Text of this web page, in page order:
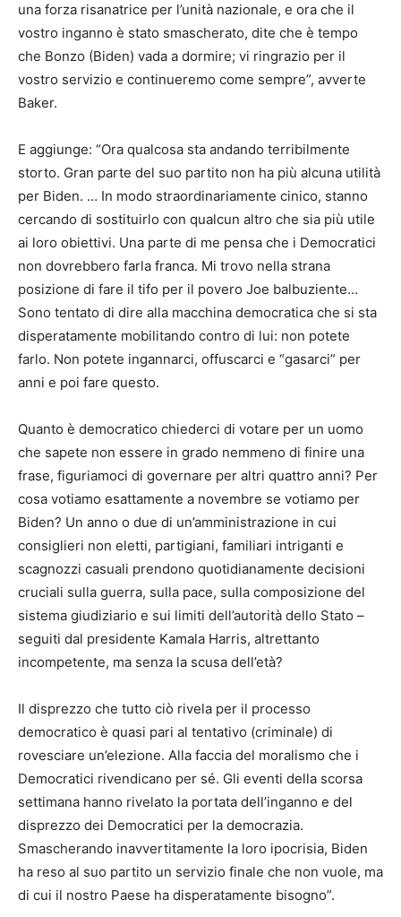
una forza risanatrice per l’unità nazionale, e ora che il
vostro inganno è stato smascherato, dite che è tempo
che Bonzo (Biden) vada a dormire; vi ringrazio per il
vostro servizio e continueremo come sempre”, avverte
Baker.
E aggiunge: “Ora qualcosa sta andando terribilmente
storto. Gran parte del suo partito non ha più alcuna utilità
per Biden. … In modo straordinariamente cinico, stanno
cercando di sostituirlo con qualcun altro che sia più utile
ai loro obiettivi. Una parte di me pensa che i Democratici
non dovrebbero farla franca. Mi trovo nella strana
posizione di fare il tifo per il povero Joe balbuziente…
Sono tentato di dire alla macchina democratica che si sta
disperatamente mobilitando contro di lui: non potete
farlo. Non potete ingannarci, offuscarci e “gasarci” per
anni e poi fare questo.
Quanto è democratico chiederci di votare per un uomo
che sapete non essere in grado nemmeno di finire una
frase, figuriamoci di governare per altri quattro anni? Per
cosa votiamo esattamente a novembre se votiamo per
Biden? Un anno o due di un’amministrazione in cui
consiglieri non eletti, partigiani, familiari intriganti e
scagnozzi casuali prendono quotidianamente decisioni
cruciali sulla guerra, sulla pace, sulla composizione del
sistema giudiziario e sui limiti dell’autorità dello Stato –
seguiti dal presidente Kamala Harris, altrettanto
incompetente, ma senza la scusa dell’età?
Il disprezzo che tutto ciò rivela per il processo
democratico è quasi pari al tentativo (criminale) di
rovesciare un’elezione. Alla faccia del moralismo che i
Democratici rivendicano per sé. Gli eventi della scorsa
settimana hanno rivelato la portata dell’inganno e del
disprezzo dei Democratici per la democrazia.
Smascherando inavvertitamente la loro ipocrisia, Biden
ha reso al suo partito un servizio finale che non vuole, ma
di cui il nostro Paese ha disperatamente bisogno”.